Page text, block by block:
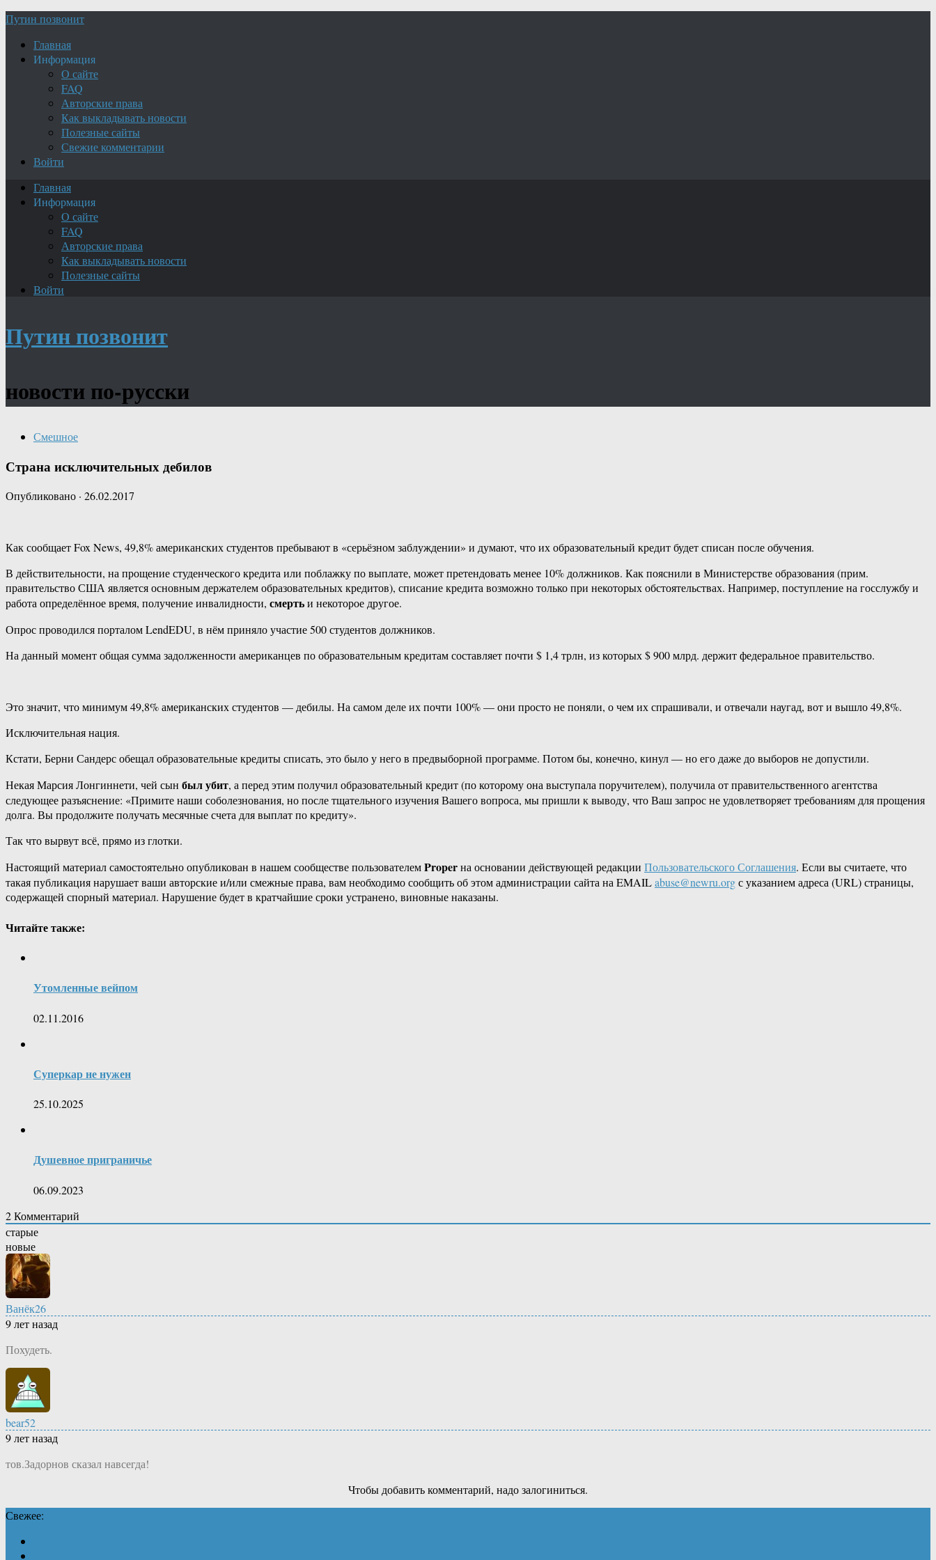
Путин позвонит
Главная
Информация
О сайте
FAQ
Авторские права
Как выкладывать новости
Полезные сайты
Свежие комментарии
Войти
Главная
Информация
О сайте
FAQ
Авторские права
Как выкладывать новости
Полезные сайты
Войти
Путин позвонит
новости по-русски
Смешное
Страна исключительных дебилов
Опубликовано · 26.02.2017
Как сообщает Fox News, 49,8% американских студентов пребывают в «серьёзном заблуждении» и думают, что их образовательный кредит будет списан после обучения.
В действительности, на прощение студенческого кредита или поблажку по выплате, может претендовать менее 10% должников. Как пояснили в Министерстве образования (прим.
правительство США является основным держателем образовательных кредитов), списание кредита возможно только при некоторых обстоятельствах. Например, поступление на госслужбу и
работа определённое время, получение инвалидности, смертьи некоторое другое.
Опрос проводился порталом LendEDU, в нём приняло участие 500 студентов должников.
На данный момент общая сумма задолженности американцев по образовательным кредитам составляет почти $ 1,4 трлн, из которых $ 900 млрд. держит федеральное правительство.
Это значит, что минимум 49,8% американских студентов — дебилы. На самом деле их почти 100% — они просто не поняли, о чем их спрашивали, и отвечали наугад, вот и вышло 49,8%.
Исключительная нация.
Кстати, Берни Сандерс обещал образовательные кредиты списать, это было у него в предвыборной программе. Потом бы, конечно, кинул — но его даже до выборов не допустили.
Некая Марсия Лонгиннети, чей сын был убит, а перед этим получил образовательный кредит (по которому она выступала поручителем), получила от правительственного агентства
следующее разъяснение: «Примите наши соболезнования, но после тщательного изучения Вашего вопроса, мы пришли к выводу, что Ваш запрос не удовлетворяет требованиям для прощения
долга. Вы продолжите получать месячные счета для выплат по кредиту».
Так что вырвут всё, прямо из глотки.
Настоящий материал самостоятельно опубликован в нашем сообществе пользователемProperна основании действующей редакции Пользовательского Соглашения. Если вы считаете, что
такая публикация нарушает ваши авторские и/или смежные права, вам необходимо сообщить об этом администрации сайта на EMAILabuse@newru.orgс указанием адреса (URL) страницы,
содержащей спорный материал. Нарушение будет в кратчайшие сроки устранено, виновные наказаны.
Читайте также:
Утомленные вейпом
02.11.2016
Суперкар не нужен
25.10.2025
Душевное приграничье
06.09.2023
2Комментарий
старые
новые
Ванёк26
9 лет назад
Похудеть.
bear52
9 лет назад
тов.Задорнов сказал навсегда!
Чтобы добавить комментарий, надо залогиниться.
Свежее: